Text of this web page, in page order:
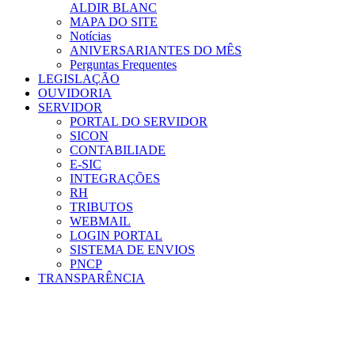
ALDIR BLANC
MAPA DO SITE
Notícias
ANIVERSARIANTES DO MÊS
Perguntas Frequentes
LEGISLAÇÃO
OUVIDORIA
SERVIDOR
PORTAL DO SERVIDOR
SICON
CONTABILIADE
E-SIC
INTEGRAÇÕES
RH
TRIBUTOS
WEBMAIL
LOGIN PORTAL
SISTEMA DE ENVIOS
PNCP
TRANSPARÊNCIA